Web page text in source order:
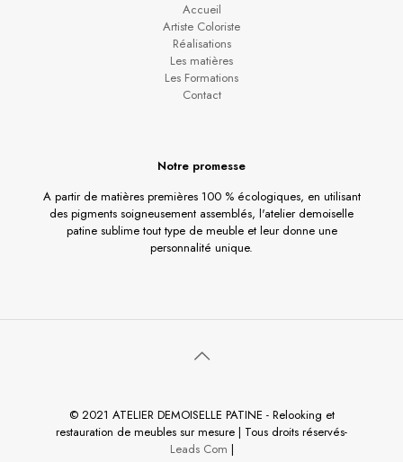
Accueil
Artiste Coloriste
Réalisations
Les matières
Les Formations
Contact
Notre promesse
A partir de matières premières 100 % écologiques, en utilisant
des pigments soigneusement assemblés, l'atelier demoiselle
patine sublime tout type de meuble et leur donne une
personnalité unique.
© 2021 ATELIER DEMOISELLE PATINE - Relooking et
restauration de meubles sur mesure | Tous droits réservés-
Leads Com |